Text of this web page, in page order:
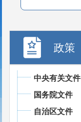
政策
中央有关文件
国务院文件
自治区文件